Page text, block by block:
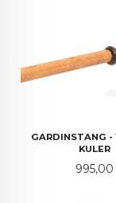
GARDINSTANG -
KULER
Pris
995,00